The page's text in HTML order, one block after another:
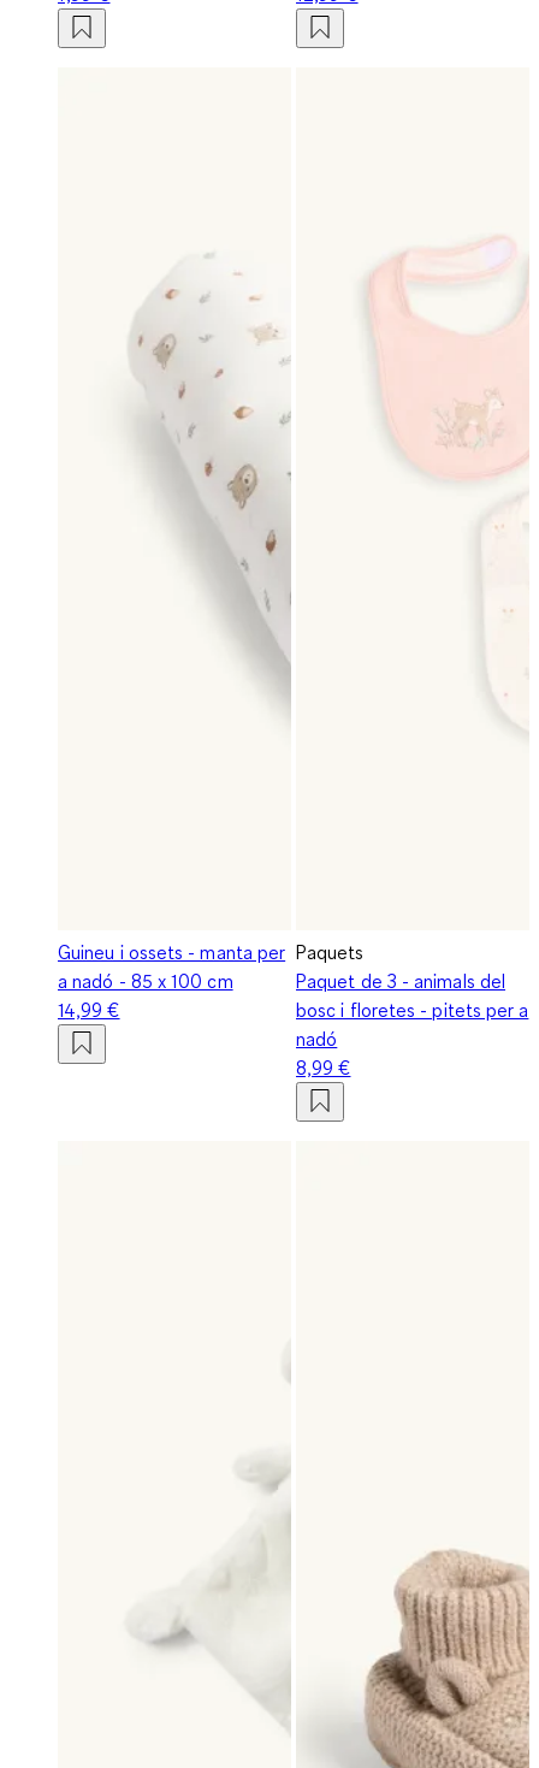
Guineu i ossets - manta per
a nadó - 85 x 100 cm
14,99 €
Paquets
Paquet de 3 - animals del
bosc i floretes - pitets per a
nadó
8,99 €